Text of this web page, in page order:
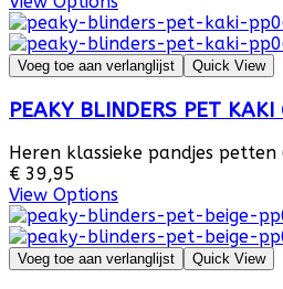
Voeg toe aan verlanglijst Quick View
PEAKY BLINDERS PET KAKI
Heren klassieke pandjes
€ 39,95
View Options
Voeg toe aan verlanglijst Quick View